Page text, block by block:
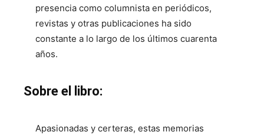
presencia como columnista en periódicos,
revistas y otras publicaciones ha sido
constante a lo largo de los últimos cuarenta
años.
Sobre el libro:
Apasionadas y certeras, estas memorias